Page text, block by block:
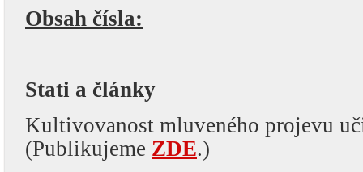
Obsah čísla:
Stati a články
Kultivovanost mluveného projevu
(Publikujeme ZDE.)